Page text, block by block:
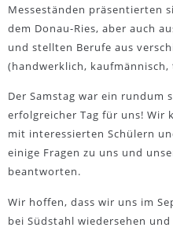
Messeständen präsentierten
dem Donau-Ries, aber auch
und stellten Berufe aus
(handwerklich,
Der Samstag war ein rundum
erfolgreicher Tag für uns! Wir
mit interessierten Schülern
einige Fragen zu uns und
beantworten.
Wir hoffen, dass wir uns im
bei Südstahl wiedersehen